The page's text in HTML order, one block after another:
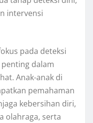
intervensi
pada deteksi
dalam
Anak-anak di
pemahaman
kebersihan diri,
olahraga, serta